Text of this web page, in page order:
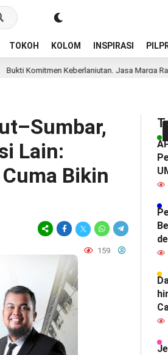
TOKOH KOLOM INSPIRASI
Keberlanjutan, Jasa Marga Raih Predikat
Lain:
Bikin
159